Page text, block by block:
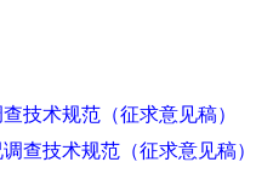
技术规范（征求意见稿）
查技术规范（征求意见稿